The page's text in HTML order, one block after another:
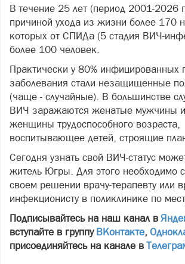
В течение 25 лет (период 2001-2026
причиной ухода из жизни более 170
которых от СПИДа (5 стадия ВИЧ-
более 100 человек.
Практически у 80% инфицированных
заболевания стали незащищенные
(чаще - случайные). В большинстве
ВИЧ заражаются женатые мужчины
женщины трудоспособного возраста,
воспитывающее детей, строящие
Сегодня узнать свой ВИЧ-статус
житель Югры. Для этого необходимо
своем решении врачу-терапевту или
инфекционисту в поликлинике по
Подписывайтесь на наш канал в
вступайте в группу ВКонтакте,
присоединяйтесь на канале в